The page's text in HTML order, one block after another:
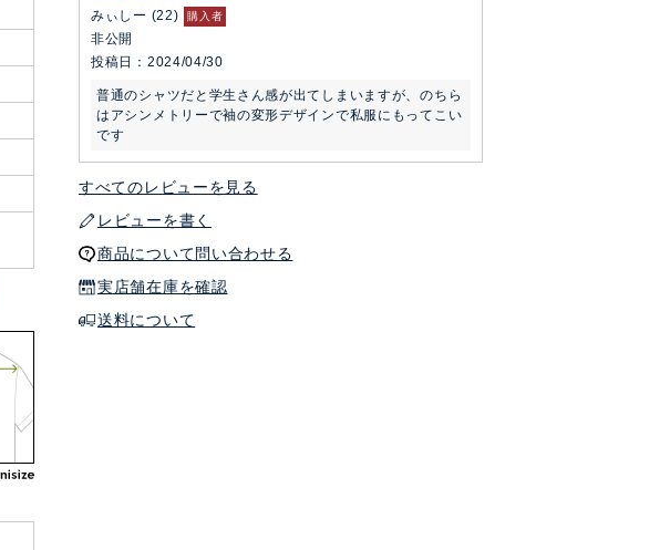
みぃしー 22 購入者
非公開
投稿日
2024/04/30
普通のシャツだと学生さん感が出てしまいますが、のちら
はアシンメトリーで袖の変形デザインで私服にもってこい
です
すべてのレビューを見る
レビューを書く
商品について問い合わせる
実店舗在庫を確認
送料について